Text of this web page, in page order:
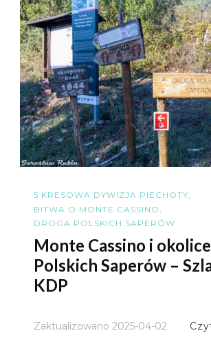
5 KRESOWA DYWIZJA PIECHOTY
BITWA O MONTE CASSINO
DROGA POLSKICH SAPERÓW
Monte Cassino i
Polskich Saperów –
KDP
Zaktualizowano 2025-04-02